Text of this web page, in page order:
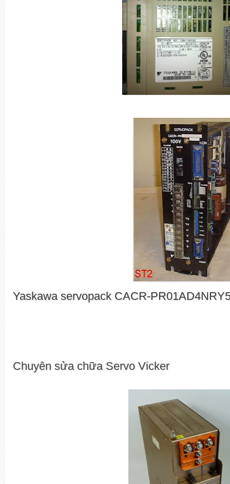
Yaskawa servopack CACR-
Chuyên sửa chữa Servo Vicker